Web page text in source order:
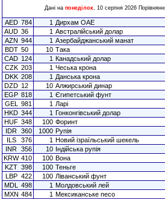
Дані на понеділок, 10 серпня 2026
AED 784 1 Дирхам ОАЕ
AUD 36 1 Австралійський долар
AZN 944 1 Азербайджанський манат
BDT 50 10 Така
CAD 124 1 Канадський долар
CZK 203 1 Чеська крона
DKK 208 1 Данська крона
DZD 12 10 Алжирський динар
EGP 818 1 Єгипетський фунт
GEL
981 1 Ларі
HKD 344 1 Гонконгівський долар
HUF 348 100 Форинт
IDR 360 1000 Рупія
ILS
376 1 Новий ізраїльський шекель
INR 356 10 Індійська рупія
KRW 410 100 Вона
KZT 398 100 Теньге
LBP 422 100 Ліванський фунт
MDL
498 1 Молдовський лей
MXN 484 1 Мексиканське песо